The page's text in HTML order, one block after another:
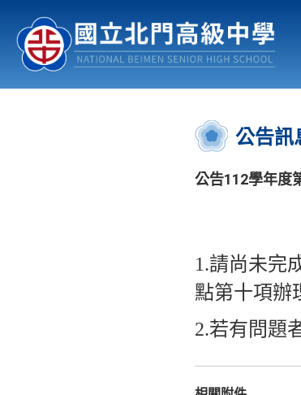
認識北中 行事曆
:::
公告訊
公告112學年度
1.請尚未完
點第十項辦
2.若有問題